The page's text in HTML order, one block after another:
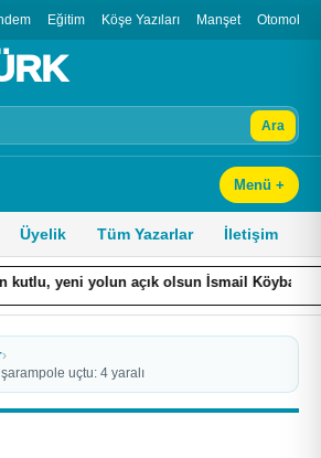
Eğitim Köşe Yazıları Manşet Otomobil
Ara
Menü +
Üyelik Tüm Yazarlar İletişim
açık olsun İsmail Köybaşı”
›
uçtu: 4 yaralı